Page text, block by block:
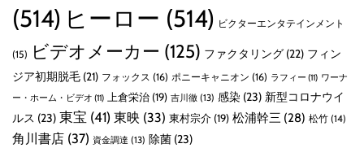
(514) ヒーロー (514) ビクターエンタテインメント
(15) ビデオメーカー (125) ファクタリング (22) フィン
ジア初期脱毛 (21) フォックス (16) ポニーキャニオン (16) ラフィー (11) ワーナ
ー・ホーム・ビデオ (11) 上倉栄治 (19) 吉川徹 (13) 感染 (23) 新型コロナウイ
ルス (23) 東宝 (41) 東映 (33) 東村宗介 (19) 松浦幹三 (28) 松竹 (14)
角川書店 (37) 資金調達 (13) 除菌 (23)